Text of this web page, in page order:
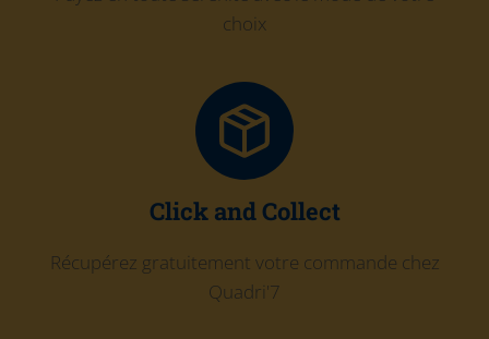
choix
Click and Collect
Récupérez gratuitement votre commande chez
Quadri'7